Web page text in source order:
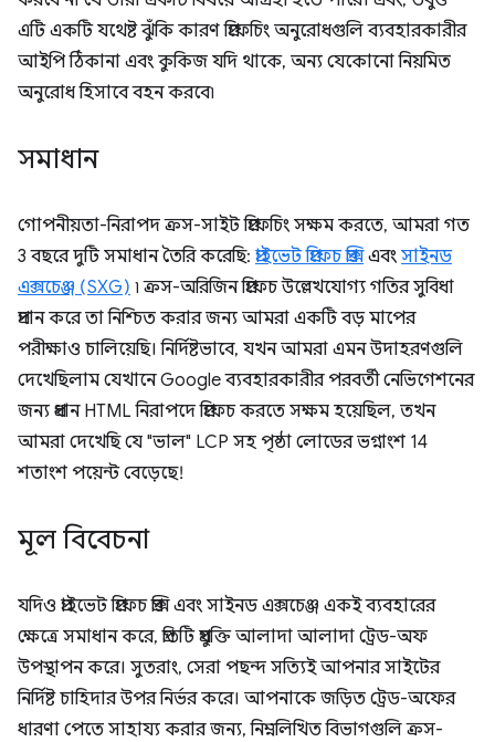
এটি একটি যথেষ্ট ঝুঁকি কারণ প্রিফেচিং অনুরোধগুলি ব্যবহারকারীর
আইপি ঠিকানা এবং কুকিজ যদি থাকে, অন্য যেকোনো নিয়মিত
অনুরোধ হিসাবে বহন করবে৷
সমাধান
গোপনীয়তা-নিরাপদ ক্রস-সাইট প্রিফেচিং সক্ষম করতে, আমরা গত
3 বছরে দুটি সমাধান তৈরি করেছি: প্রাইভেট প্রিফেচ প্রক্সিএবং সাইনড
এক্সচেঞ্জ (SXG) ৷ ক্রস-অরিজিন প্রিফেচ উল্লেখযোগ্য গতির সুবিধা
প্রদান করে তা নিশ্চিত করার জন্য আমরা একটি বড় মাপের
পরীক্ষাও চালিয়েছি। নির্দিষ্টভাবে, যখন আমরা এমন উদাহরণগুলি
দেখেছিলাম যেখানে Google ব্যবহারকারীর পরবর্তী নেভিগেশনের
জন্য প্রধান HTML নিরাপদে প্রিফেচ করতে সক্ষম হয়েছিল, তখন
আমরা দেখেছি যে "ভাল" LCP সহ পৃষ্ঠা লোডের ভগ্নাংশ 14
শতাংশ পয়েন্ট বেড়েছে!
মূল বিবেচনা
যদিও প্রাইভেট প্রিফেচ প্রক্সি এবং সাইনড এক্সচেঞ্জ একই ব্যবহারের
ক্ষেত্রে সমাধান করে, প্রতিটি প্রযুক্তি আলাদা আলাদা ট্রেড-অফ
উপস্থাপন করে। সুতরাং, সেরা পছন্দ সত্যিই আপনার সাইটের
নির্দিষ্ট চাহিদার উপর নির্ভর করে। আপনাকে জড়িত ট্রেড-অফের
ধারণা পেতে সাহায্য করার জন্য, নিম্নলিখিত বিভাগগুলি ক্রস-